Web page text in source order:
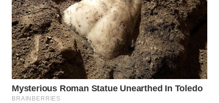
WAHANA
PERSONA
WAHANA
OTOMOTIF
WAHANA
HEALTH